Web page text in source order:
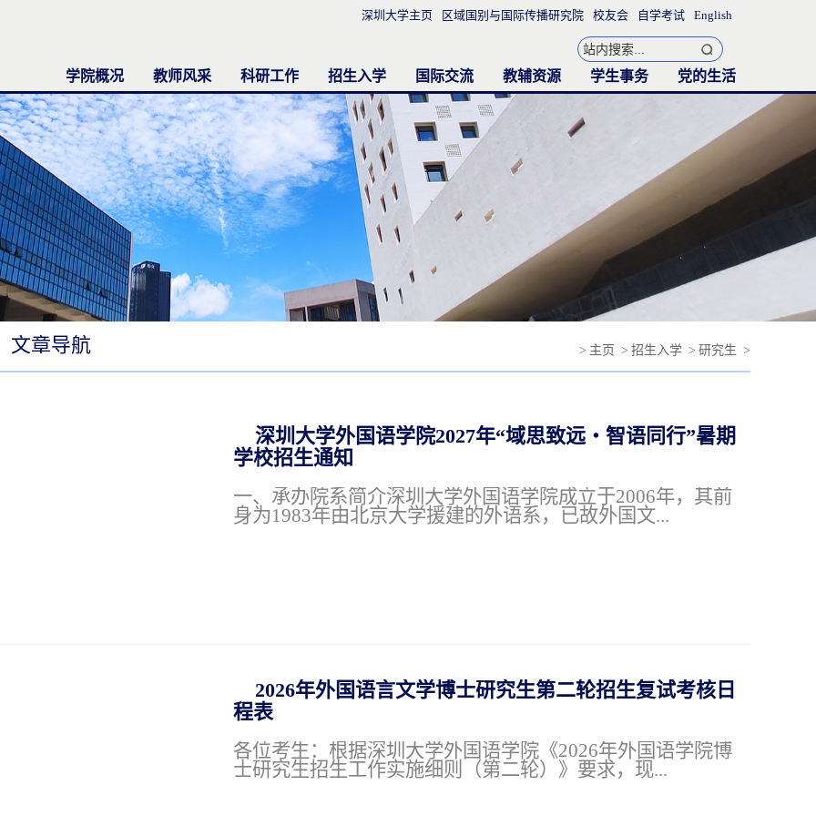
深圳大学主页 区域国别与国际传播研究院 校友会 自学考试 English
学院概况
学院简介
系部简介
现任领导
行政机构
学院新闻
教师风采
英语系
日语系
大学英语部
法语专业
西班牙语专业
德语专业
行政办公室
实验中心
博士后和专职研究员
科研工作
学术委员会
研究机构中心
国际期刊
科研活动
杰出教研团队
科研荟萃
招生入学
本科生
研究生
留学生
国际交流
联合培养项目
国际交流活动
教辅资源
图书室
外语教学实验中心
语言测试与评估中心
同声传译实验室
听说语言室
3D虚拟录播实验室
学生事务 党的生活
> 主页 > 招生入学 > 研究生 >
文章导航
深圳大学外国语学院2027年“域思致远・智语同行”暑期
学校招生通知
一、承办院系简介深圳大学外国语学院成立于2006年，其前
身为1983年由北京大学援建的外语系，已故外国文...
2026年外国语言文学博士研究生第二轮招生复试考核日
程表
各位考生：根据深圳大学外国语学院《2026年外国语学院博
士研究生招生工作实施细则（第二轮）》要求，现...